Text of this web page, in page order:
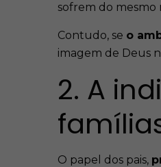
sofrem do mesmo
Contudo, se o
imagem de Deus
2. A
O papel dos pais,